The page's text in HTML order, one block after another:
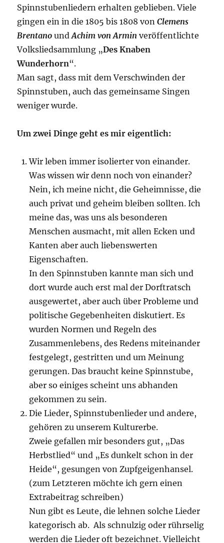
Spinnstubenliedern erhalten geblieben. Viele
gingen ein in die 1805 bis 1808 vonClemens
BrentanoundAchim von Armin veröffentlichte
Volksliedsammlung „Des Knaben
Wunderhorn“.
Man sagt, dass mit dem Verschwinden der
Spinnstuben, auch das gemeinsame Singen
weniger wurde.
Um zwei Dinge geht es mir eigentlich:
Wir leben immer isolierter von einander.
Was wissen wir denn noch von einander?
Nein, ich meine nicht, die Geheimnisse, die
auch privat und geheim bleiben sollten. Ich
meine das, was uns als besonderen
Menschen ausmacht, mit allen Ecken und
Kanten aber auch liebenswerten
Eigenschaften.
In den Spinnstuben kannte man sich und
dort wurde auch erst mal der Dorftratsch
ausgewertet, aber auch über Probleme und
politische Gegebenheiten diskutiert. Es
wurden Normen und Regeln des
Zusammenlebens, des Redens miteinander
festgelegt, gestritten und um Meinung
gerungen. Das braucht keine Spinnstube,
aber so einiges scheint uns abhanden
gekommen zu sein.
Die Lieder, Spinnstubenlieder und andere,
gehören zu unserem Kulturerbe.
Zweie gefallen mir besonders gut, „Das
Herbstlied“ und „Es dunkelt schon in der
Heide“, gesungen von Zupfgeigenhansel.
(zum Letzteren möchte ich gern einen
Extrabeitrag schreiben)
Nun gibt es Leute, die lehnen solche Lieder
kategorisch ab. Als schnulzig oder rührselig
werden die Lieder oft bezeichnet. Vielleicht